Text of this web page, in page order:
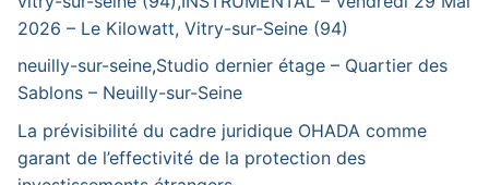
2026 – Le Kilowatt, Vitry-sur-Seine (94)
neuilly-sur-seine,Studio dernier étage – Quartier des
Sablons – Neuilly-sur-Seine
La prévisibilité du cadre juridique OHADA comme
garant de l’effectivité de la protection des